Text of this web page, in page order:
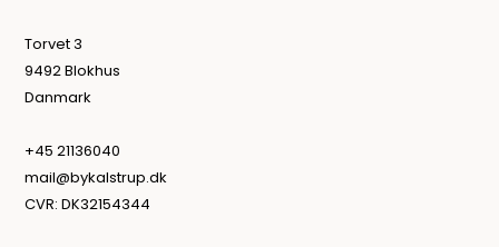
Torvet 3
9492 Blokhus
Danmark
+45 21136040
mail@bykalstrup.dk
CVR: DK32154344